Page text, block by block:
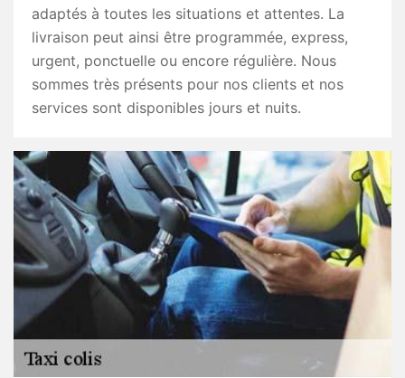
adaptés à toutes les situations et attentes. La
livraison peut ainsi être programmée, express,
urgent, ponctuelle ou encore régulière. Nous
sommes très présents pour nos clients et nos
services sont disponibles jours et nuits.